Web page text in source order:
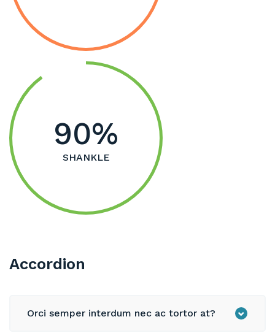
90
SHANKLE
Accordion
Orci semper interdum nec ac tortor at?